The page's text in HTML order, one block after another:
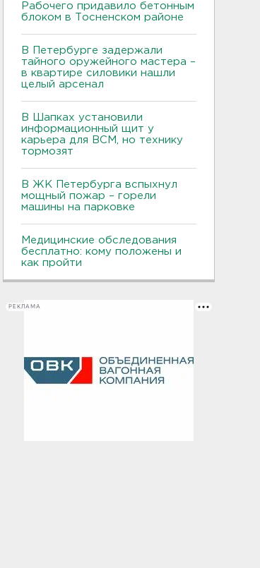
Рабочего придавило бетонным
блоком в Тосненском районе
В Петербурге задержали
тайного оружейного мастера –
в квартире силовики нашли
целый арсенал
В Шапках установили
информационный щит у
карьера для ВСМ, но технику
тормозят
В ЖК Петербурга вспыхнул
мощный пожар – горели
машины на парковке
Медицинские обследования
бесплатно: кому положены и
как пройти
РЕКЛАМА